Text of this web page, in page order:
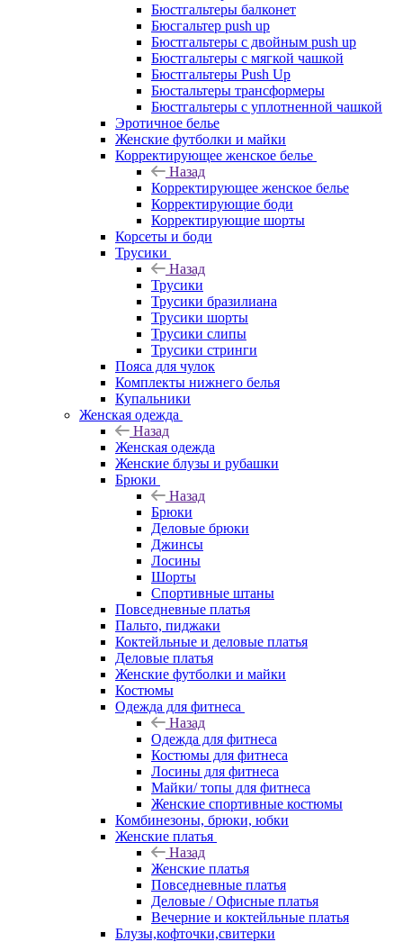
Бюстгальтеры балконет
Бюсгальтер push up
Бюстгальтеры с двойным push up
Бюстгальтеры с мягкой чашкой
Бюстгальтеры Push Up
Бюстальтеры трансформеры
Бюстгальтеры с уплотненной чашкой
Эротичное белье
Женские футболки и майки
Корректирующее женское белье
Назад
Корректирующее женское белье
Корректирующие боди
Корректирующие шорты
Корсеты и боди
Трусики
Назад
Трусики
Трусики бразилиана
Трусики шорты
Трусики слипы
Трусики стринги
Пояса для чулок
Комплекты нижнего белья
Купальники
Женская одежда
Назад
Женская одежда
Женские блузы и рубашки
Брюки
Назад
Брюки
Деловые брюки
Джинсы
Лосины
Шорты
Спортивные штаны
Повседневные платья
Пальто, пиджаки
Коктейльные и деловые платья
Деловые платья
Женские футболки и майки
Костюмы
Одежда для фитнеса
Назад
Одежда для фитнеса
Костюмы для фитнеса
Лосины для фитнеса
Майки/ топы для фитнеса
Женские спортивные костюмы
Комбинезоны, брюки, юбки
Женские платья
Назад
Женские платья
Повседневные платья
Деловые / Офисные платья
Вечерние и коктейльные платья
Блузы,кофточки,свитерки